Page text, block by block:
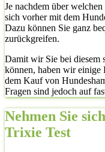
Je nachdem über
sich vorher mit dem
Dazu können Sie ganz
zurückgreifen.
Damit wir Sie bei diesem
können, haben wir einige
dem Kauf von
Fragen sind jedoch auf
Nehmen Sie
Trixie Test